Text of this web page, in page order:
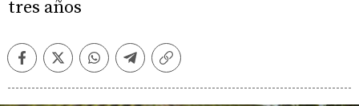
tres años
FacebookTwitterWhatsappTelegramCopiar